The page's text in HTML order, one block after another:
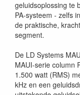
geluidsoplossing te
PA-systeem - zelfs
de praktische,
segment.
De LD Systems
MAUI-serie column
1.500 watt (RMS)
kHz en een